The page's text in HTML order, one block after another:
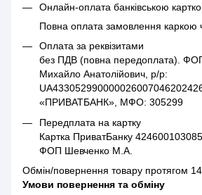
Онлайн-оплата банківською
Повна оплата замовлення каркою
Оплата за реквізитами
без ПДВ (повна передоплата).
Михайло Анатолійович, р/р:
«ПРИВАТБАНК», МФО: 305299
Передплата на картку
Картка ПриватБанку
ФОП Шевченко М.А.
Обмін/повернення товару протягом 14
Умови повернення та обміну